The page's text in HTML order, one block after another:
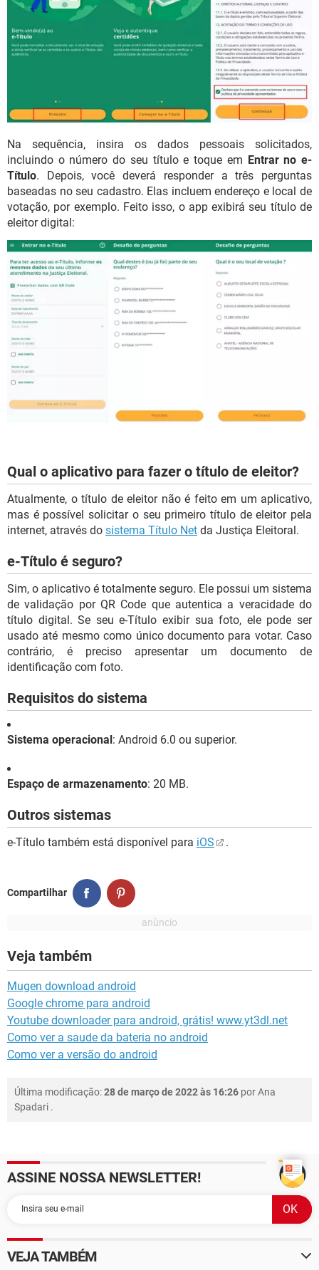
Na sequência, insira os dados pessoais solicitados,
incluindo o número do seu título e toque em Entrar no e-
Título. Depois, você deverá responder a três perguntas
baseadas no seu cadastro. Elas incluem endereço e local de
votação, por exemplo. Feito isso, o app exibirá seu título de
eleitor digital:
Qual o aplicativo para fazer o título de eleitor?
Atualmente, o título de eleitor não é feito em um aplicativo,
mas é possível solicitar o seu primeiro título de eleitor pela
internet, através do sistema Título Net da Justiça Eleitoral.
e-Título é seguro?
Sim, o aplicativo é totalmente seguro. Ele possui um sistema
de validação por QR Code que autentica a veracidade do
título digital. Se seu e-Título exibir sua foto, ele pode ser
usado até mesmo como único documento para votar. Caso
contrário, é preciso apresentar um documento de
identificação com foto.
Requisitos do sistema
Sistema operacional: Android 6.0 ou superior.
Espaço de armazenamento: 20 MB.
Outros sistemas
e-Título também está disponível para iOS .
Compartilhar
Veja também
Mugen download android
Google chrome para android
Youtube downloader para android, grátis! www.yt3dl.net
Como ver a saude da bateria no android
Como ver a versão do android
Última modificação:28 de março de 2022 às 16:26 porAna
Spadari .
ASSINE NOSSA NEWSLETTER!
VEJA TAMBÉM